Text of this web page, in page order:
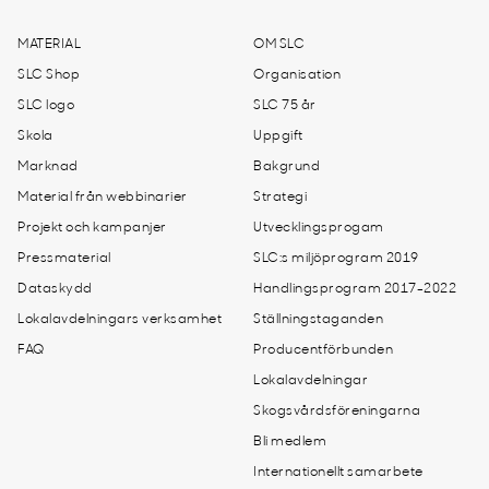
MATERIAL
SLC Shop
SLC logo
Skola
Marknad
Material från webbinarier
Projekt och kampanjer
Pressmaterial
Dataskydd
Lokalavdelningars verksamhet
FAQ
OM SLC
Organisation
SLC 75 år
Uppgift
Bakgrund
Strategi
Utvecklingsprogam
SLC:s miljöprogram 2019
Handlingsprogram 2017-2022
Ställningstaganden
Producentförbunden
Lokalavdelningar
Skogsvårdsföreningarna
Bli medlem
Internationellt samarbete